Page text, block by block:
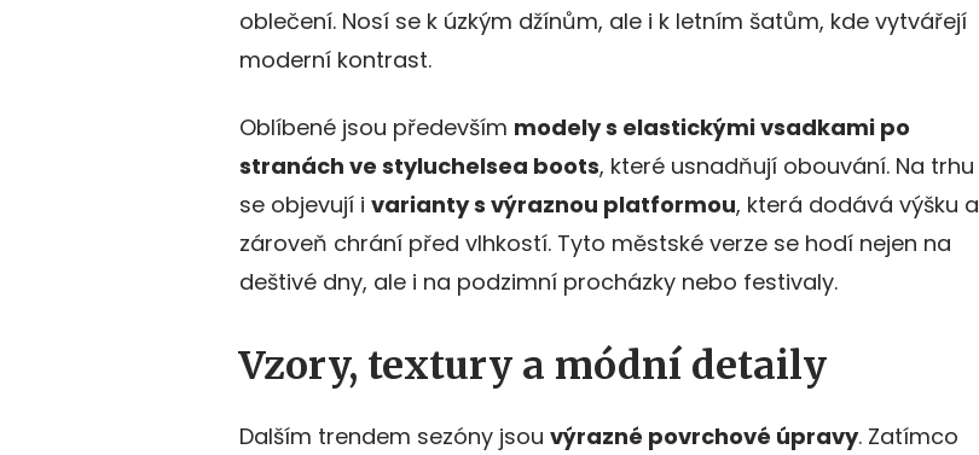
oblečení. Nosí se k úzkým džínům, ale i k letním šatům, kde vytvářejí
moderní kontrast.
Oblíbené jsou především modely s elastickými vsadkami po
stranách ve styluchelsea boots, které usnadňují obouvání. Na trhu
se objevují i varianty s výraznou platformou, která dodává výšku a
zároveň chrání před vlhkostí. Tyto městské verze se hodí nejen na
deštivé dny, ale i na podzimní procházky nebo festivaly.
Vzory, textury a módní detaily
Dalším trendem sezóny jsou výrazné povrchové úpravy. Zatímco